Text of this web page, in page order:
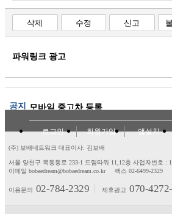
삭제 수정 신고
파워링크 광고
공지 모바일 중고차 등록
로그인 회원가입 앱설치
(주) 보배네트워크 대표이사: 김보배
서울 양천구 목동동로 233-1 드림타워 11,12층 사업자번호 :
이메일 bobaedream@bobaedream.co.kr
팩스 02-6499-2329
이용문의 02-784-2329 제휴광고 070-